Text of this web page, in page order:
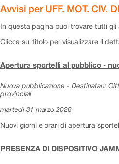
Avvisi per UFF. MOT. CIV.
In questa pagina puoi trovare tutti gli
Clicca sul titolo per visualizzare il
Apertura sportelli al pubblico -
Nuova pubblicazione - Destinatari:
provinciali
martedì 31 marzo 2026
Nuovi giorni e orari di apertura
PRESENZA DI DISPOSITIVO